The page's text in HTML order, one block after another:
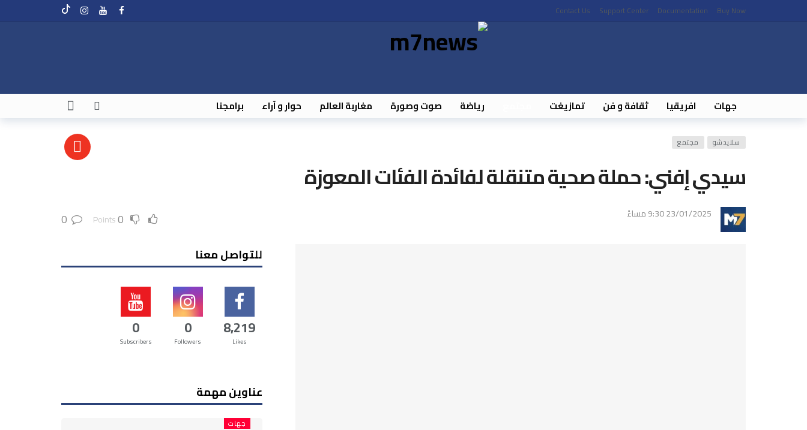
Buy Now
Documentation
Support Center
Contact Us
جهات افريقيا ثقافة و فن تمازيغت رياضة صوت وصورة مغاربة العالم حوار و آراء برامجنا
سلايدشو مجتمع
سيدي إفني: حملة صحية متنقلة لفائدة الفئات المعوزة
23/01/2025 9:30 مساءً 0
Points
0
للتواصل معنا
8,219
Likes
0
Followers
0
Subscribers
عناوين مهمة
جهات